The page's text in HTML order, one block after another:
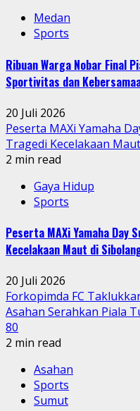
Medan
Sports
Ribuan Warga Nobar Final
Sportivitas dan
20 Juli 2026
Peserta MAXi Yamaha
Tragedi Kecelakaan
2 min read
Gaya Hidup
Sports
Peserta MAXi Yamaha
Kecelakaan Maut di
20 Juli 2026
Forkopimda FC
Asahan Serahkan Piala
80
2 min read
Asahan
Sports
Sumut